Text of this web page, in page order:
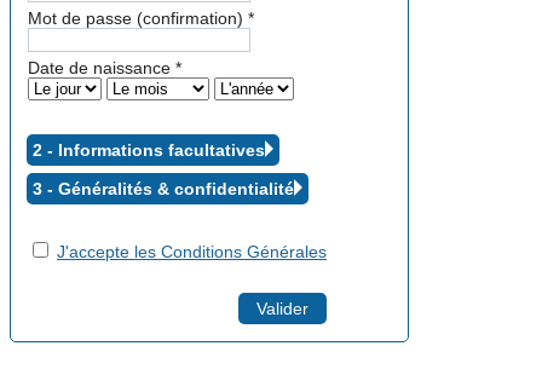
Mot de passe (confirmation) *
Date de naissance *
2 - Informations facultatives
3 - Généralités & confidentialité
J'accepte les Conditions Générales